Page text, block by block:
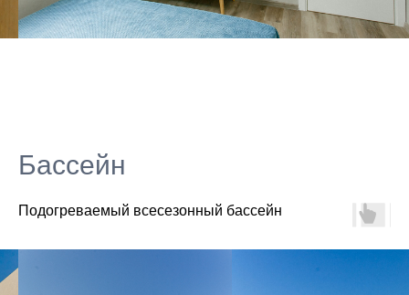
Бассейн
Подогреваемый всесезонный бассейн